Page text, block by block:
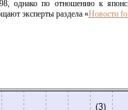
однако по отношению к
эксперты раздела «Новости